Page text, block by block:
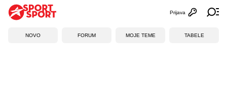
Otvori
Prijava
NOVO FORUM MOJE TEME TABELE